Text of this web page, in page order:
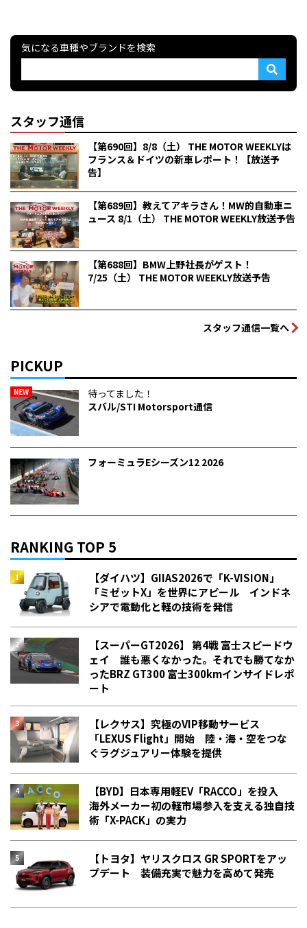
気になる車種やブランドを検索
スタッフ通信
【第690回】8/8（土） THE MOTOR WEEKLYは
フランス＆ドイツの新車レポート！【放送予
告】
【第689回】教えてアキラさん！MW的自動車ニ
ュース 8/1（土） THE MOTOR WEEKLY放送予告
【第688回】BMW上野社長がゲスト！
7/25（土） THE MOTOR WEEKLY放送予告
スタッフ通信一覧へ
PICKUP
NEW
待ってました！
スバル/STI Motorsport通信
フォーミュラEシーズン12 2026
RANKING TOP 5
【ダイハツ】GIIAS2026で「K-VISION」
「ミゼットX」を世界にアピール インドネ
シアで電動化と軽の技術を発信
【スーパーGT2026】 第4戦 富士スピードウ
ェイ 誰も悪くなかった。それでも勝てなか
った――BRZ GT300 富士300kmインサイドレポ
ート
【レクサス】究極のVIP移動サービス
「LEXUS Flight」開始 陸・海・空をつな
ぐラグジュアリー体験を提供
【BYD】日本専用軽EV「RACCO」を投入
海外メーカー初の軽市場参入を支える独自技
術「X-PACK」の実力
【トヨタ】ヤリスクロス GR SPORTをアッ
プデート 装備充実で魅力を高めて発売